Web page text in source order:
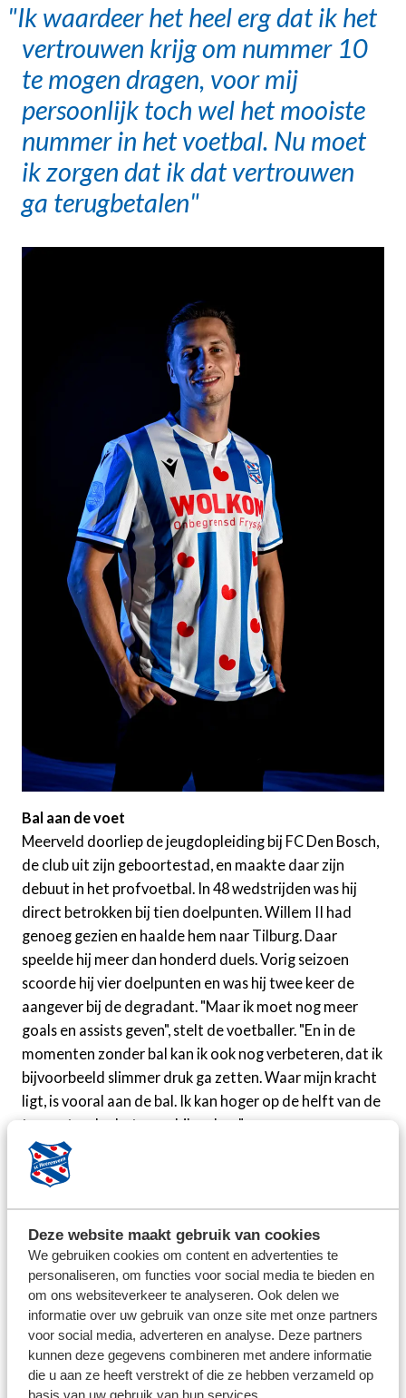
Deze website maakt gebruik van cookies
We gebruiken cookies om content en advertenties te
personaliseren, om functies voor social media te bieden en
om ons websiteverkeer te analyseren. Ook delen we
informatie over uw gebruik van onze site met onze partners
voor social media, adverteren en analyse. Deze partners
kunnen deze gegevens combineren met andere informatie
die u aan ze heeft verstrekt of die ze hebben verzameld op
basis van uw gebruik van hun services.
Ik waardeer het heel erg dat ik het
vertrouwen krijg om nummer 10
te mogen dragen, voor mij
persoonlijk toch wel het mooiste
nummer in het voetbal. Nu moet
ik zorgen dat ik dat vertrouwen
ga terugbetalen
Bal aan de voet
Meerveld doorliep de jeugdopleiding bij FC Den Bosch,
de club uit zijn geboortestad, en maakte daar zijn
debuut in het profvoetbal. In 48 wedstrijden was hij
direct betrokken bij tien doelpunten. Willem II had
genoeg gezien en haalde hem naar Tilburg. Daar
speelde hij meer dan honderd duels. Vorig seizoen
scoorde hij vier doelpunten en was hij twee keer de
aangever bij de degradant. "Maar ik moet nog meer
goals en assists geven", stelt de voetballer. "En in de
momenten zonder bal kan ik ook nog verbeteren, dat ik
bijvoorbeeld slimmer druk ga zetten. Waar mijn kracht
ligt, is vooral aan de bal. Ik kan hoger op de helft van de
tegenstander het verschil maken."
De aanvallende middenvelder, die ook goed als
linksbuiten uit de voeten kan, werd de voorbije
maanden gelinkt aan meerdere clubs. De keuze viel dus
uiteindelijk op de Friese Eredivisionist. "Het eerste
gesprek met de trainer en de technisch manager
voelde goed. Ik kreeg gelijk veel vertrouwen van ze. Er
was gelijk een klik. Ze willen hier opbouwen van
achteruit en snel tussen de linies voetballen, dus dat
past goed bij me."